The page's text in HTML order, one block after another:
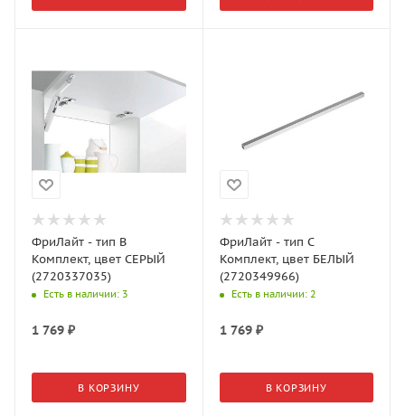
ФриЛайт - тип B
Комплект, цвет СЕРЫЙ
(2720337035)
Есть в наличии: 3
1 769 ₽
В КОРЗИНУ
ФриЛайт - тип C
Комплект, цвет БЕЛЫЙ
(2720349966)
Есть в наличии: 2
1 769₽
В КОРЗИНУ